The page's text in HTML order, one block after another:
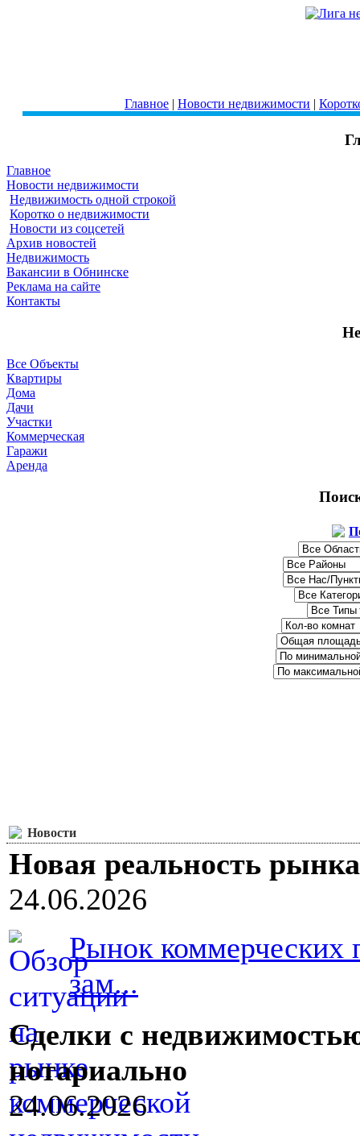
Главное | Новости недвижимости |
Главное
Новости недвижимости
Недвижимость одной строкой
Коротко о недвижимости
Новости из соцсетей
Архив новостей
Недвижимость
Вакансии в Обнинске
Реклама на сайте
Контакты
Все Объекты
Квартиры
Дома
Дачи
Участки
Коммерческая
Гаражи
Аренда
Новости
Новая реальность
24.06.2026
Рынок коммерческих
зам...
Сделки с
нотариально
24.06.2026